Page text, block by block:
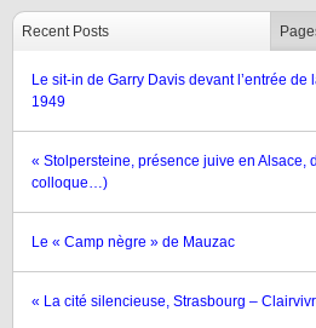
Recent Posts
Le sit-in de Garry Davis devant l’entrée
1949
« Stolpersteine, présence juive en Alsace,
colloque…)
Le « Camp nègre » de Mauzac
« La cité silencieuse, Strasbourg –